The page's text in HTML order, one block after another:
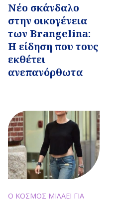
Nέο σκάνδαλο
στην οικογένεια
των Brangelina:
H είδηση που τους
εκθέτει
ανεπανόρθωτα
Ο ΚΟΣΜΟΣ ΜΙΛΑΕΙ ΓΙΑ